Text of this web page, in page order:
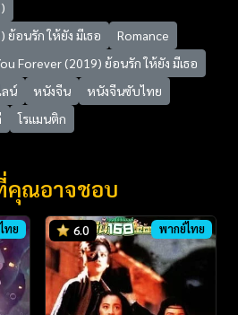
ย้อนรัก ให้ยัง มีเธอ
Romance
Forever (2019) ย้อนรัก ให้ยัง มีเธอ
น์ หนังจีน
หนังจีนซับไทย
โรแมนติก
คุณอาจชอบ
ทย 6.0 พากย์ไทย